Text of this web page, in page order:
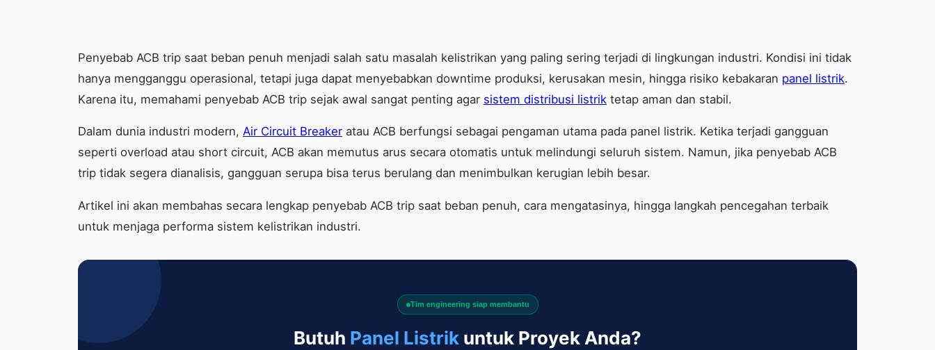
Penyebab ACB trip saat beban penuh menjadi salah satu masalah kelistrikan yang paling sering terjadi di lingkungan industri. Kondisi ini tidak
hanya mengganggu operasional, tetapi juga dapat menyebabkan downtime produksi, kerusakan mesin, hingga risiko kebakaran panel listrik.
Karena itu, memahami penyebab ACB trip sejak awal sangat penting agar sistem distribusi listrik tetap aman dan stabil.
Dalam dunia industri modern, Air Circuit Breaker atau ACB berfungsi sebagai pengaman utama pada panel listrik. Ketika terjadi gangguan
seperti overload atau short circuit, ACB akan memutus arus secara otomatis untuk melindungi seluruh sistem. Namun, jika penyebab ACB
trip tidak segera dianalisis, gangguan serupa bisa terus berulang dan menimbulkan kerugian lebih besar.
Artikel ini akan membahas secara lengkap penyebab ACB trip saat beban penuh, cara mengatasinya, hingga langkah pencegahan terbaik
untuk menjaga performa sistem kelistrikan industri.
Tim engineering siap membantu
Butuh Panel Listrik untuk Proyek Anda?